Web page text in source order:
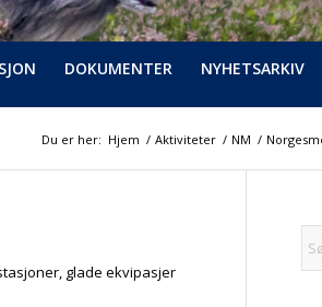
DOKUMENTER NYHETSARKIV
Du er her: Hjem / Aktiviteter / NM /
glade ekvipasjer